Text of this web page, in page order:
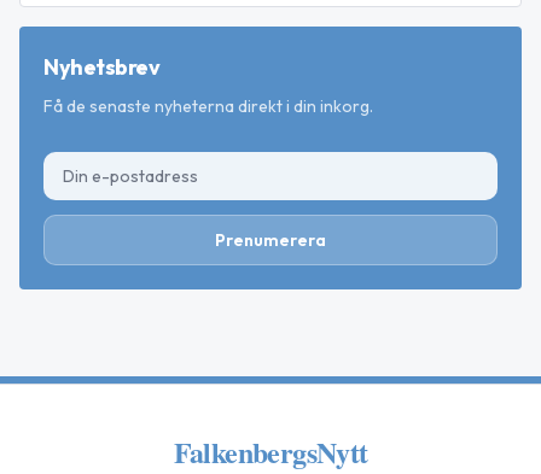
Nyhetsbrev
Få de senaste nyheterna direkt i din inkorg.
Prenumerera
FalkenbergsNytt